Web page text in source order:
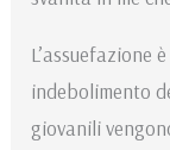
L’assuefazione
indebolimento
giovanili